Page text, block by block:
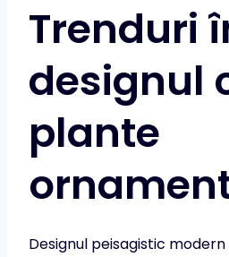
Trenduri
designul
plante
Designul peisagistic